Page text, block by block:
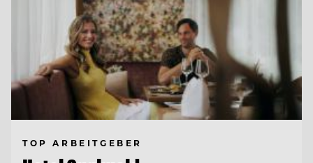
TOP ARBEITGEBER